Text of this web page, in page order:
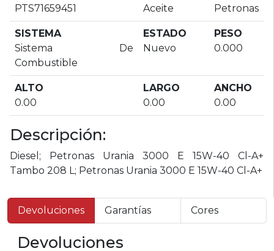
PTS71659451
Aceite
Petronas
SISTEMA
Sistema De
Combustible
ESTADO
Nuevo
PESO
0.000
ALTO
0.00
LARGO
0.00
ANCHO
0.00
Descripción:
Diesel; Petronas Urania 3000 E 15W-40 Cl-A+
Tambo 208 L; Petronas Urania 3000 E 15W-40 Cl-A+
Devoluciones Garantías Cores
Devoluciones